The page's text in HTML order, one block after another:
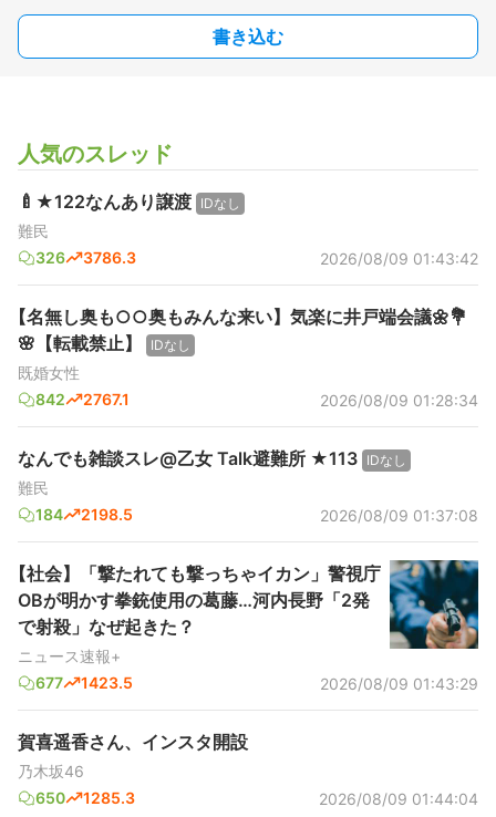
書き込む
人気のスレッド
🍼★122なんあり譲渡 IDなし
難民
326
3786.3 2026/08/09 01:43:42
【名無し奥も○○奥もみんな来い】気楽に井戸端会議🌼💐
🌸【転載禁止】
IDなし
既婚女性
842
2767.1 2026/08/09 01:28:34
なんでも雑談スレ@乙女 Talk避難所 ★113 IDなし
難民
184
2198.5 2026/08/09 01:37:08
【社会】「撃たれても撃っちゃイカン」警視庁
OBが明かす拳銃使用の葛藤…河内長野「2発
で射殺」なぜ起きた？
ニュース速報+
677
1423.5 2026/08/09 01:43:29
賀喜遥香さん、インスタ開設
乃木坂46
650
1285.3 2026/08/09 01:44:04